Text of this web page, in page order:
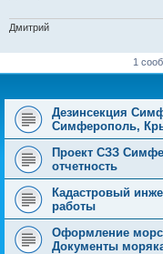
Дмитрий
1
Дезинсекция
Симферополь,
Проект СЗЗ
отчетность
Кадастровый
работы
Оформление
Документы